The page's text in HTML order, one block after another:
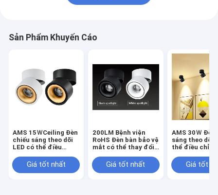
Sản Phẩm Khuyến Cáo
AMS 15ＷCeiling Đèn
chiếu sáng theo dõi
LED có thể điều
có thủy ngân Chiều
cao 148mm
Giá tốt nhất
200LM Bệnh viện
RoHS Đèn bàn bảo vệ
mắt có thể thay đổi
điều chỉnh độ sáng
Giá tốt nhất
AMS 30Ｗ Đèn
sáng theo dõi
thể điều
Chiều cao
Giá tốt